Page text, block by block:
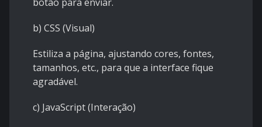
b) CSS (Visual)
Estiliza a página, ajustando cores, fontes,
tamanhos, etc., para que a interface fique
agradável.
c) JavaScript (Interação)